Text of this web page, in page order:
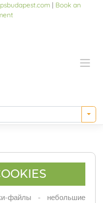
| Book an
файлы - небольшие